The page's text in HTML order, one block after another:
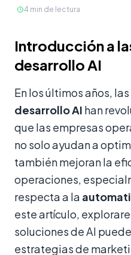
4 min de lectura
Introducción a
desarrollo AI
En los últimos años, las
desarrollo AI han
que las empresas
no solo ayudan a
también mejoran la
operaciones,
respecta a la
este artículo,
soluciones de AI
estrategias de